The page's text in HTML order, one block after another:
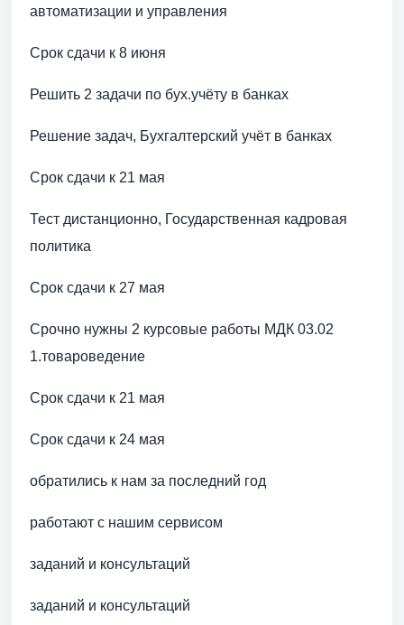
автоматизации и управления
Срок сдачи к 8 июня
Решить 2 задачи по бух.учёту в банках
Решение задач, Бухгалтерский учёт в банках
Срок сдачи к 21 мая
Тест дистанционно, Государственная кадровая
политика
Срок сдачи к 27 мая
Срочно нужны 2 курсовые работы МДК 03.02
1.товароведение
Срок сдачи к 21 мая
Срок сдачи к 24 мая
обратились к нам за последний год
работают с нашим сервисом
заданий и консультаций
заданий и консультаций